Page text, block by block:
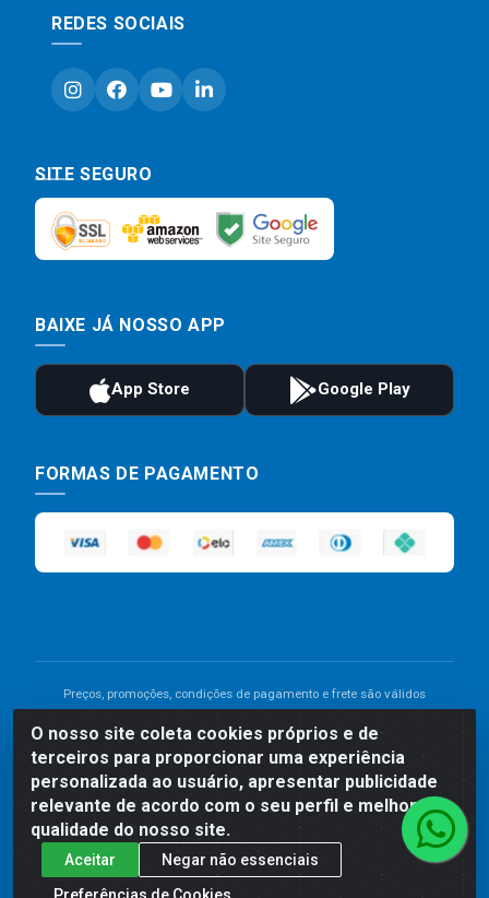
O nosso site coleta cookies próprios e de
terceiros para proporcionar uma experiência
personalizada ao usuário, apresentar publicidade
relevante de acordo com o seu perfil e melhorar a
qualidade do nosso site.
Aceitar
Negar não essenciais
Preferências de Cookies
REDES SOCIAIS
SITE SEGURO
BAIXE JÁ NOSSO APP
FORMAS DE PAGAMENTO
Preços, promoções, condições de pagamento e frete são válidos
divergência de preço de um produto, será válido o preço que for
exibido no carrinho de compras do site no momento do pagamento.
As vendas estão sujeitas a análise e disponibilidade do estoque.
Imagens de produtos meramente ilustrativas.
Comercial de Construção 2001 LTDA - Av. Congresso
Eucarístico, 1179 - São José, Carpina - PE - CEP: 55811-
000 - 70.220.389/0001-66